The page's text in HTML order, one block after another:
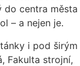
do centra města
– a nejen je.
i pod širým
Fakulta strojní,